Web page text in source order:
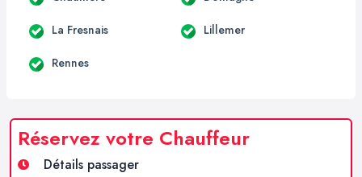
La Fresnais Lillemer
Rennes
Réservez votre Chauffeur
Détails passager